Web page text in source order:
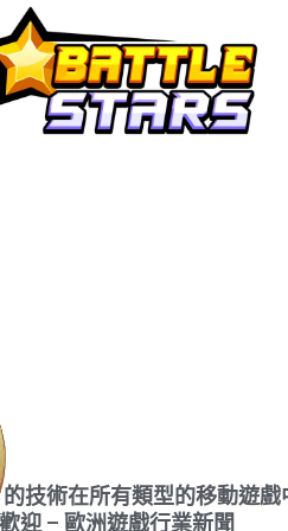
的技術在所有類型的移動遊戲
迎 – 歐洲遊戲行業新聞